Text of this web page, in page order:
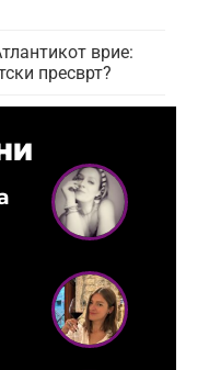
врие:
пресврт?